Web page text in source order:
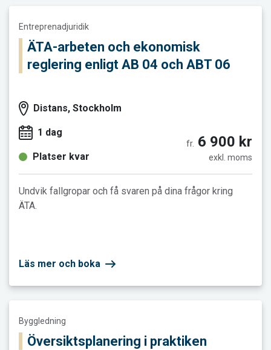
Entreprenadjuridik
ÄTA-arbeten och ekonomisk
reglering enligt AB 04 och ABT 06
Distans, Stockholm
1 dag
Platser kvar
fr. 6 900 kr
exkl. moms
Undvik fallgropar och få svaren på dina frågor kring
ÄTA.
Läs mer och boka
Byggledning
Översiktsplanering i praktiken